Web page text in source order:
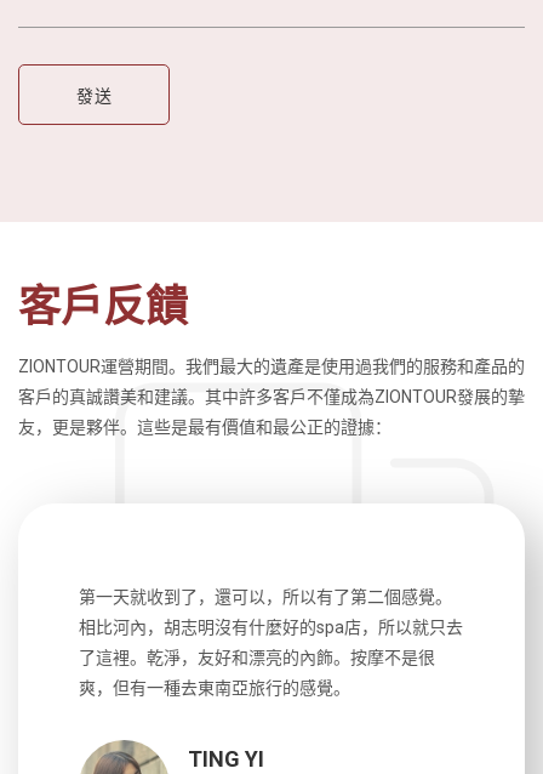
客戶反饋
ZIONTOUR運營期間。我們最大的遺產是使用過我們的服務和產品的
客戶的真誠讚美和建議。其中許多客戶不僅成為ZIONTOUR發展的摯
友，更是夥伴。這些是最有價值和最公正的證據：
第一天就收到了，還可以，所以有了第二個感覺。
相比河內，胡志明沒有什麼好的spa店，所以就只去
了這裡。乾淨，友好和漂亮的內飾。按摩不是很
爽，但有一種去東南亞旅行的感覺。
TING YI